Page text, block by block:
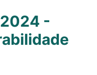
-